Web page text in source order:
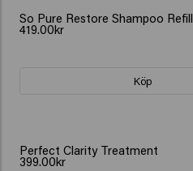
So Pure Restore Shampoo Refill
419.00kr
Köp
Perfect Clarity Treatment
399.00kr